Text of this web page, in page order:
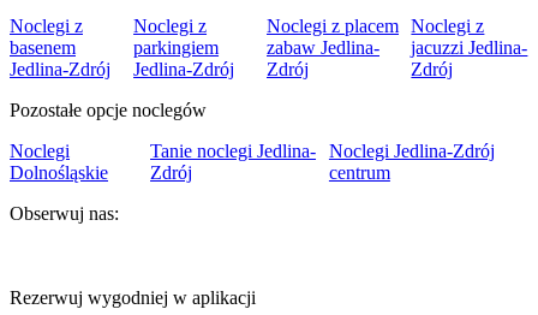
Noclegi z
basenem
Jedlina-Zdrój
Noclegi z
parkingiem
Jedlina-Zdrój
Noclegi z placem
zabaw Jedlina-
Zdrój
Noclegi z
jacuzzi Jedlina-
Zdrój
Pozostałe opcje noclegów
Noclegi
Dolnośląskie
Tanie noclegi Jedlina-
Zdrój
Noclegi Jedlina-Zdrój
centrum
Obserwuj nas:
Rezerwuj wygodniej w aplikacji